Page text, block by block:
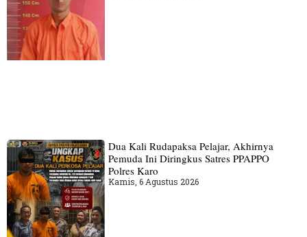
Dua Kali Rudapaksa Pelajar, Akhirnya
Pemuda Ini Diringkus Satres PPAPPO
Polres Karo
Kamis, 6 Agustus 2026